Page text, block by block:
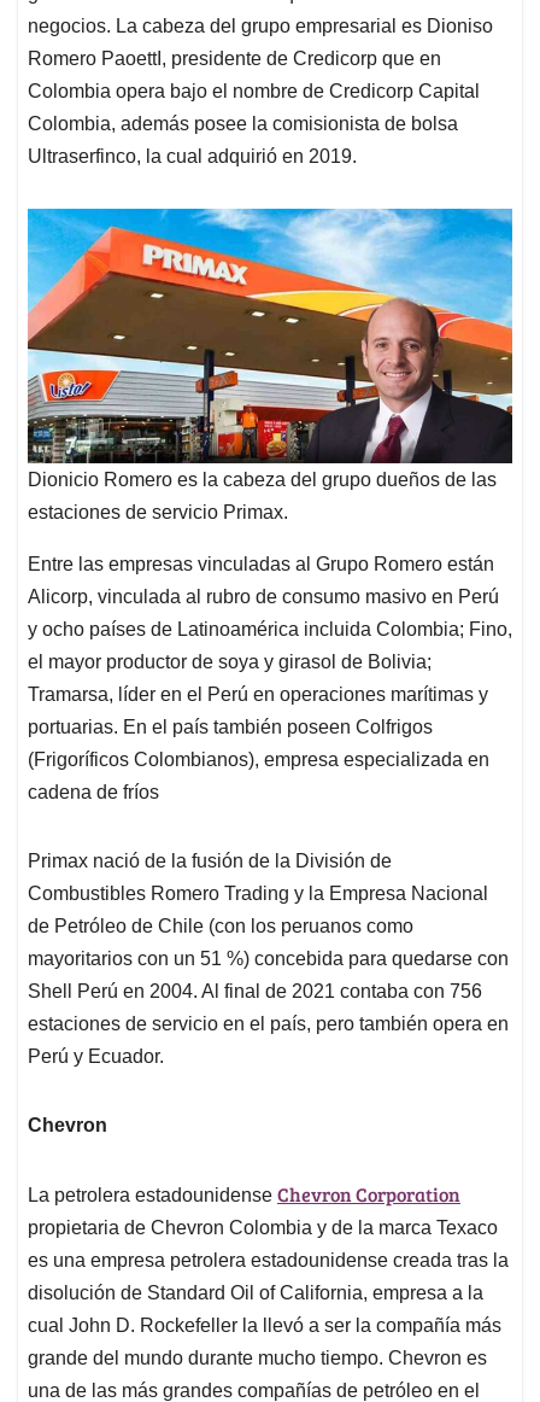
negocios. La cabeza del grupo empresarial es Dioniso
Romero PaoettI, presidente de Credicorp que en
Colombia opera bajo el nombre de Credicorp Capital
Colombia, además posee la comisionista de bolsa
Ultraserfinco, la cual adquirió en 2019.
Dionicio Romero es la cabeza del grupo dueños de las
estaciones de servicio Primax.
Entre las empresas vinculadas al Grupo Romero están
Alicorp, vinculada al rubro de consumo masivo en Perú
y ocho países de Latinoamérica incluida Colombia; Fino,
el mayor productor de soya y girasol de Bolivia;
Tramarsa, líder en el Perú en operaciones marítimas y
portuarias. En el país también poseen Colfrigos
(Frigoríficos Colombianos), empresa especializada en
cadena de fríos
Primax nació de la fusión de la División de
Combustibles Romero Trading y la Empresa Nacional
de Petróleo de Chile (con los peruanos como
mayoritarios con un 51 %) concebida para quedarse con
Shell Perú en 2004. Al final de 2021 contaba con 756
estaciones de servicio en el país, pero también opera en
Perú y Ecuador.
Chevron
La petrolera estadounidense Chevron Corporation
propietaria de Chevron Colombia y de la marca Texaco
es una empresa petrolera estadounidense creada tras la
disolución de Standard Oil of California, empresa a la
cual John D. Rockefeller la llevó a ser la compañía más
grande del mundo durante mucho tiempo. Chevron es
una de las más grandes compañías de petróleo en el